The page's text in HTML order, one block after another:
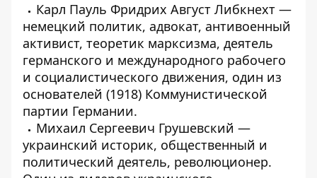
Карл Пауль Фридрих Август Либкнехт —
немецкий политик, адвокат, антивоенный
активист, теоретик марксизма, деятель
германского и международного рабочего
и социалистического движения, один из
основателей (1918) Коммунистической
партии Германии.
Михаил Сергеевич Грушевский —
украинский историк, общественный и
политический деятель, революционер.